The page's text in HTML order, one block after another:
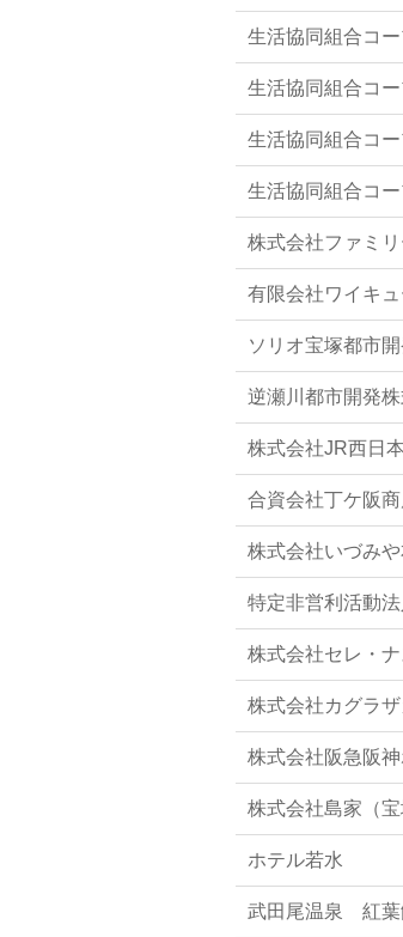
生活協同組合コー
生活協同組合コー
生活協同組合コー
生活協同組合コ
株式会社ファミ
有限会社ワイキ
ソリオ宝塚都市
逆瀬川都市開発
株式会社JR西日
合資会社丁ケ阪
株式会社いづみ
特定非営利活動
株式会社セレ・ナ
株式会社カグラザ
株式会社阪急阪神
株式会社島家（宝
ホテル若水
武田尾温泉 紅